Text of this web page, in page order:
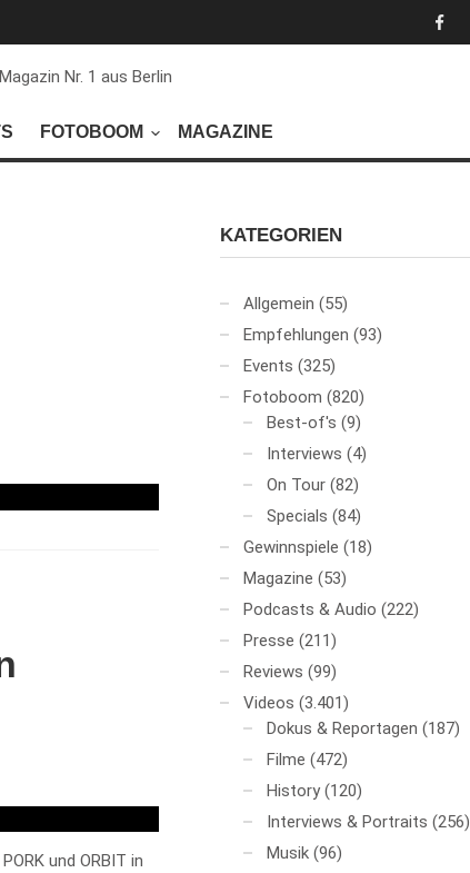
FOTOBOOM MAGAZINE
und ORBIT in
KATEGORIEN
Allgemein (55)
Empfehlungen (93)
Events (325)
Fotoboom (820)
Best-of's (9)
Interviews (4)
On Tour (82)
Specials (84)
Gewinnspiele (18)
Magazine (53)
Podcasts & Audio (222)
Presse (211)
Reviews (99)
Videos (3.401)
Dokus & Reportagen (187)
Filme (472)
History (120)
Interviews & Portraits (256)
Musik (96)